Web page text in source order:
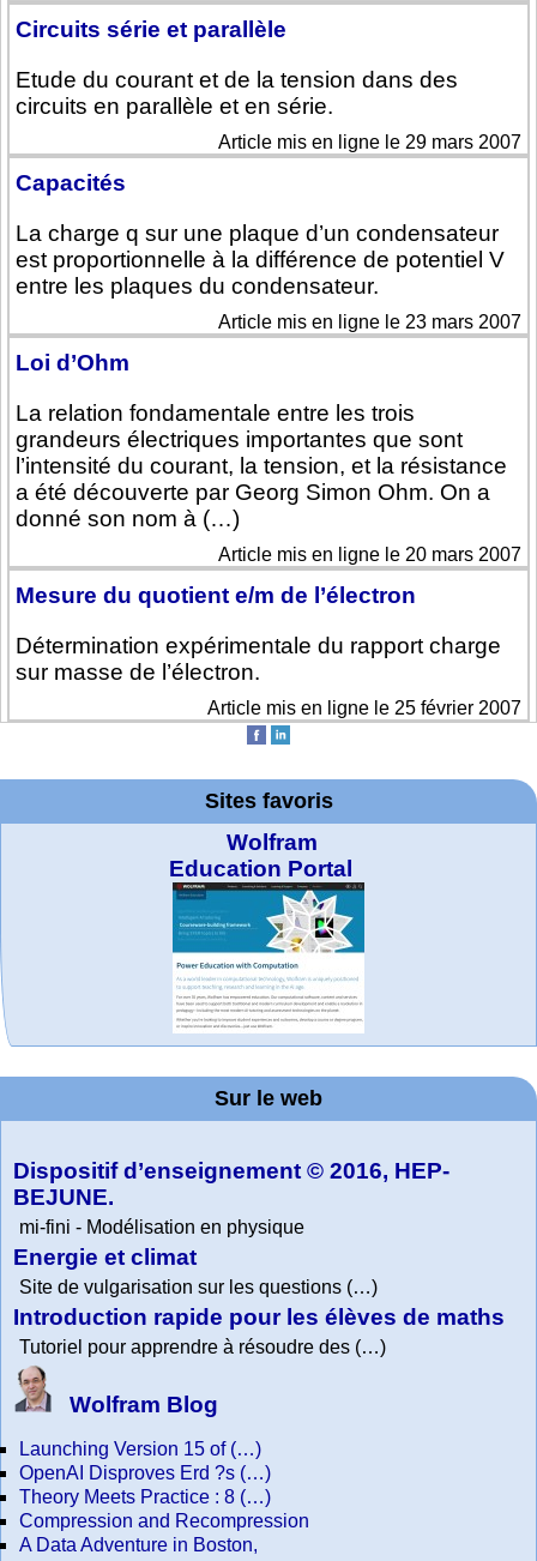
Circuits série et parallèle
Etude du courant et de la tension dans des
circuits en parallèle et en série.
Article mis en ligne le 29 mars 2007
Capacités
La charge q sur une plaque d’un condensateur
est proportionnelle à la différence de potentiel V
entre les plaques du condensateur.
Article mis en ligne le 23 mars 2007
Loi d’Ohm
La relation fondamentale entre les trois
grandeurs électriques importantes que sont
l’intensité du courant, la tension, et la résistance
a été découverte par Georg Simon Ohm. On a
donné son nom à (…)
Article mis en ligne le 20 mars 2007
Mesure du quotient e/m de l’électron
Détermination expérimentale du rapport charge
sur masse de l’électron.
Article mis en ligne le 25 février 2007
Sites favoris
Office fédéral de
la statistique
Wolfram
Education Portal
Wolfram
Demonstrations
Project. College
Physics
WolframTones :
Generate a
Composition
TED Talks
Online math
practice and
lessons
Arts-Scènes
Wolfram web
resources
Wolfram
Mathematica
Tutorial
Collection
La société 2018
expliquée à mon
grand-père
Sur le web
Dispositif d’enseignement © 2016, HEP-
BEJUNE.
mi-fini - Modélisation en physique
Energie et climat
Site de vulgarisation sur les questions (…)
Introduction rapide pour les élèves de maths
Tutoriel pour apprendre à résoudre des (…)
Wolfram Blog
Launching Version 15 of (…)
OpenAI Disproves Erd ?s (…)
Theory Meets Practice : 8 (…)
Compression and Recompression
A Data Adventure in Boston,